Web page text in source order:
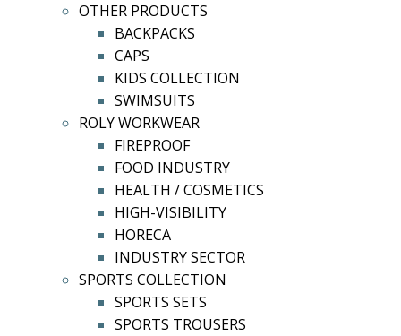
OTHER PRODUCTS
BACKPACKS
CAPS
KIDS COLLECTION
SWIMSUITS
ROLY WORKWEAR
FIREPROOF
FOOD INDUSTRY
HEALTH / COSMETICS
HIGH-VISIBILITY
HORECA
INDUSTRY SECTOR
SPORTS COLLECTION
SPORTS SETS
SPORTS TROUSERS